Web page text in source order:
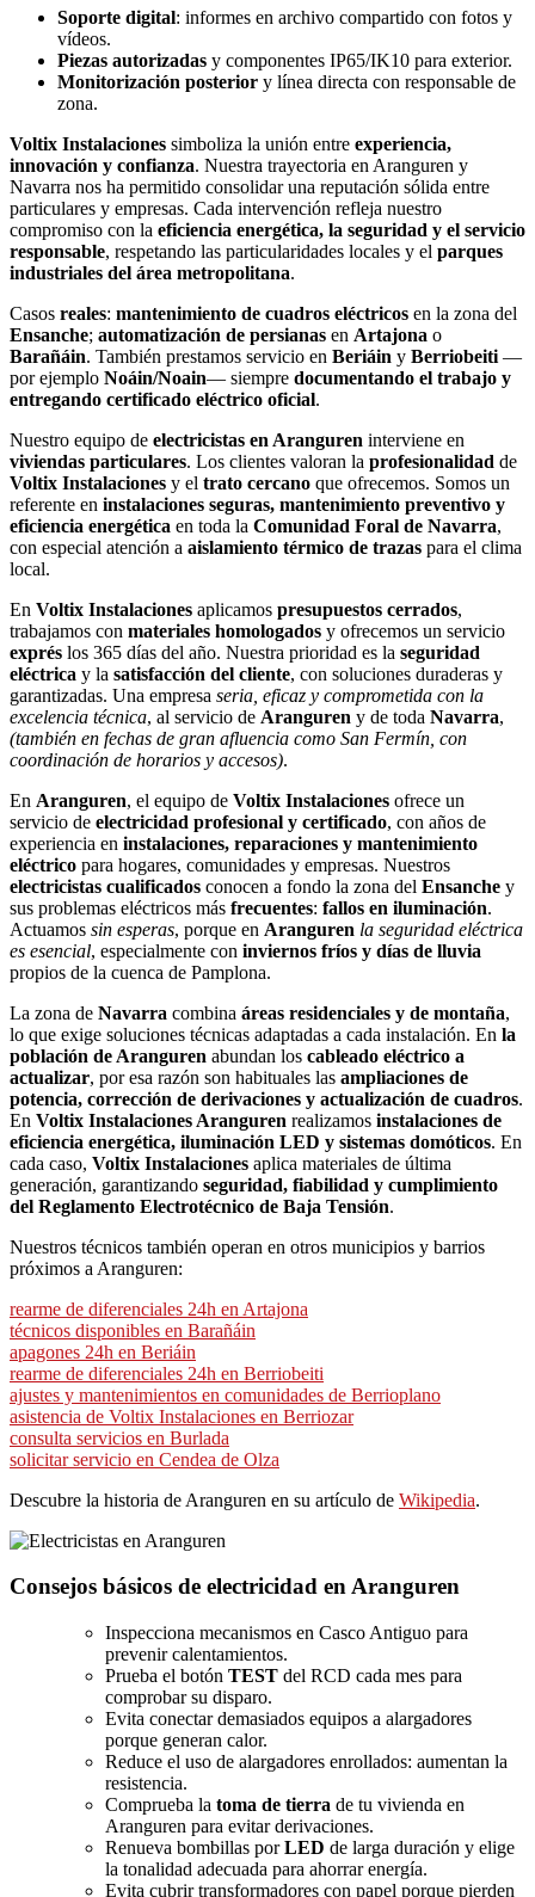
Soporte digital: informes en archivo compartido con fotos y
vídeos.
Piezas autorizadas y componentes IP65/IK10 para exterior.
Monitorización posterior y línea directa con responsable de
zona.
Voltix Instalaciones simboliza la unión entre experiencia,
innovación y confianza. Nuestra trayectoria en Aranguren y
Navarra nos ha permitido consolidar una reputación sólida entre
particulares y empresas. Cada intervención refleja nuestro
compromiso con la eficiencia energética, la seguridad y el servicio
responsable, respetando las particularidades locales y el parques
industriales del área metropolitana.
Casos reales: mantenimiento de cuadros eléctricos en la zona del
Ensanche; automatización de persianas en Artajona o
Barañáin. También prestamos servicio en Beriáin y Berriobeiti —
por ejemplo Noáin/Noain— siempre documentando el trabajo y
entregando certificado eléctrico oficial.
Nuestro equipo de electricistas en Aranguren interviene en
viviendas particulares. Los clientes valoran la profesionalidad de
Voltix Instalaciones y el trato cercano que ofrecemos. Somos un
referente en instalaciones seguras, mantenimiento preventivo y
eficiencia energética en toda la Comunidad Foral de Navarra,
con especial atención a aislamiento térmico de trazas para el clima
local.
En Voltix Instalaciones aplicamos presupuestos cerrados,
trabajamos con materiales homologados y ofrecemos un servicio
exprés los 365 días del año. Nuestra prioridad es la seguridad
eléctrica y la satisfacción del cliente, con soluciones duraderas y
garantizadas. Una empresa seria, eficaz y comprometida con la
excelencia técnica, al servicio de Aranguren y de toda Navarra,
(también en fechas de gran afluencia como San Fermín, con
coordinación de horarios y accesos).
En Aranguren, el equipo de Voltix Instalaciones ofrece un
servicio de electricidad profesional y certificado, con años de
experiencia en instalaciones, reparaciones y mantenimiento
eléctrico para hogares, comunidades y empresas. Nuestros
electricistas cualificados conocen a fondo la zona del Ensanche y
sus problemas eléctricos más frecuentes: fallos en iluminación.
Actuamos sin esperas, porque en Aranguren la seguridad eléctrica
es esencial, especialmente con inviernos fríos y días de lluvia
propios de la cuenca de Pamplona.
La zona de Navarra combina áreas residenciales y de montaña,
lo que exige soluciones técnicas adaptadas a cada instalación. En la
población de Aranguren abundan los cableado eléctrico a
actualizar, por esa razón son habituales las ampliaciones de
potencia, corrección de derivaciones y actualización de cuadros.
En Voltix Instalaciones Aranguren realizamos instalaciones de
eficiencia energética, iluminación LED y sistemas domóticos. En
cada caso, Voltix Instalaciones aplica materiales de última
generación, garantizando seguridad, fiabilidad y cumplimiento
del Reglamento Electrotécnico de Baja Tensión.
Nuestros técnicos también operan en otros municipios y barrios
próximos a Aranguren:
rearme de diferenciales 24h en Artajona
técnicos disponibles en Barañáin
apagones 24h en Beriáin
rearme de diferenciales 24h en Berriobeiti
ajustes y mantenimientos en comunidades de Berrioplano
asistencia de Voltix Instalaciones en Berriozar
consulta servicios en Burlada
solicitar servicio en Cendea de Olza
Descubre la historia de Aranguren en su artículo de Wikipedia.
Consejos básicos de electricidad en Aranguren
Inspecciona mecanismos en Casco Antiguo para
prevenir calentamientos.
Prueba el botón TEST del RCD cada mes para
comprobar su disparo.
Evita conectar demasiados equipos a alargadores
porque generan calor.
Reduce el uso de alargadores enrollados: aumentan la
resistencia.
Comprueba la toma de tierra de tu vivienda en
Aranguren para evitar derivaciones.
Renueva bombillas porLED de larga duración y elige
la tonalidad adecuada para ahorrar energía.
Evita cubrir transformadores con papel porque pierden